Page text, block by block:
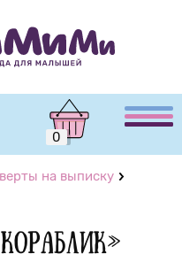
0
на выписку